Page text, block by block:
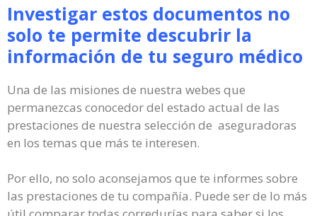
Investigar estos documentos no
solo te permite descubrir la
información de tu seguro médico
Una de las misiones de nuestra webes que
permanezcas conocedor del estado actual de las
prestaciones de nuestra selección de aseguradoras
en los temas que más te interesen.
Por ello, no solo aconsejamos que te informes sobre
las prestaciones de tu compañía. Puede ser de lo más